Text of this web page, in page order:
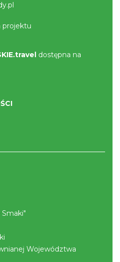
projektu
dostępna na
Smaki"
Województwa